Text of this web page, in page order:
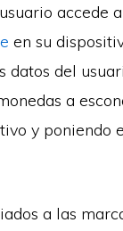
accede
en su
datos del
a
y poniendo
a las